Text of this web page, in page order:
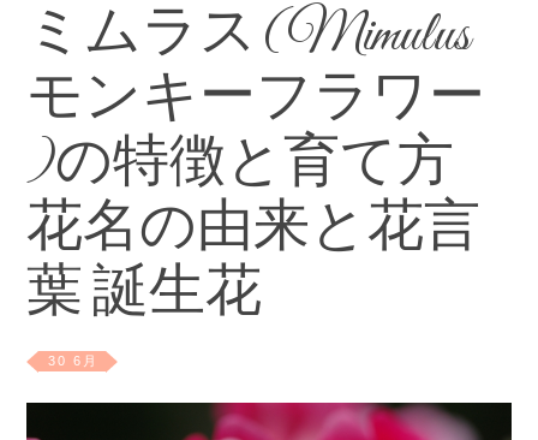
ミムラス(Mimulus
モンキーフラワー
)の特徴と育て方
花名の由来と花言
葉 誕生花
30 6月